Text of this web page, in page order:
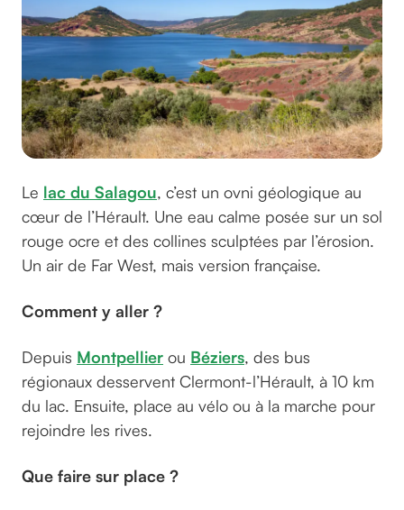
Le lac du Salagou, c’est un ovni géologique au
cœur de l’Hérault. Une eau calme posée sur un sol
rouge ocre et des collines sculptées par l’érosion.
Un air de Far West, mais version française.
Comment y aller ?
Depuis Montpellier ou Béziers, des bus
régionaux desservent Clermont-l’Hérault, à 10 km
du lac. Ensuite, place au vélo ou à la marche pour
rejoindre les rives.
Que faire sur place ?